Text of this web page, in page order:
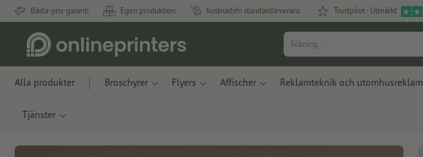
Bästa-pris-garanti Egen produktion Kostnadsfri standardleverans Trustpilot - Utmärkt
Alla produkter Broschyrer Flyers Affischer Reklamteknik och utomhusreklam
Tjänster